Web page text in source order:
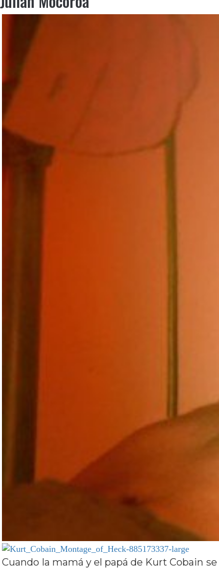
Cuando la mamá y el papá de Kurt Cobain se